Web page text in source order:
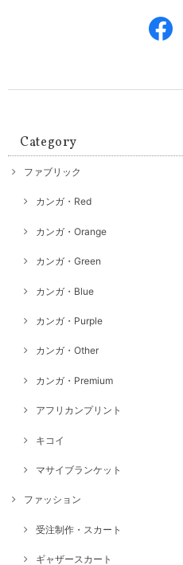
Category
ファブリック
カンガ・Red
カンガ・Orange
カンガ・Green
カンガ・Blue
カンガ・Purple
カンガ・Other
カンガ・Premium
アフリカンプリント
キコイ
マサイブランケット
ファッション
受注制作・スカート
ギャザースカート